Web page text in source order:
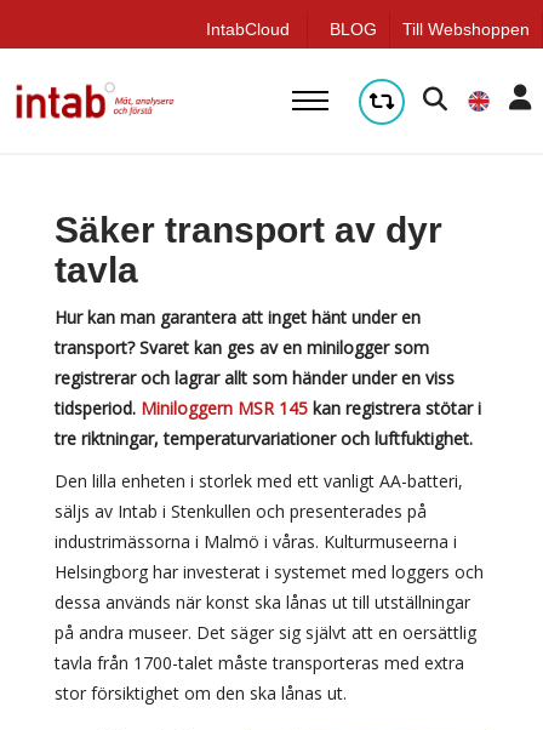
IntabCloud BLOG Till Webshoppen
Säker transport av dyr
tavla
Hur kan man garantera att inget hänt under en
transport? Svaret kan ges av en minilogger som
registrerar och lagrar allt som händer under en viss
tidsperiod. Miniloggern MSR 145 kan registrera stötar i
tre riktningar, temperaturvariationer och luftfuktighet.
Den lilla enheten i storlek med ett vanligt AA-batteri,
säljs av Intab i Stenkullen och presenterades på
industrimässorna i Malmö i våras. Kulturmuseerna i
Helsingborg har investerat i systemet med loggers och
dessa används när konst ska lånas ut till utställningar
på andra museer. Det säger sig självt att en oersättlig
tavla från 1700-talet måste transporteras med extra
stor försiktighet om den ska lånas ut.